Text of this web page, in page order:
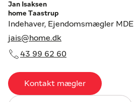
Jan Isaksen
home Taastrup
Indehaver, Ejendomsmægler MDE
jais@home.dk
43 99 62 60
Kontakt mægler